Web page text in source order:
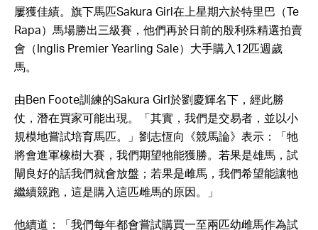
屢獲佳績。旗下馬匹Sakura Girl在上星期六於特里巴（Te
Rapa）馬場勝出三級賽，他們再於日前的殷利殊精選拍賣
會（Inglis Premier Yearling Sale）大手購入12匹週歲
馬。
由Ben Foote訓練的Sakura Girl於劉慶輝名下，經此勝
仗，潛在買家可能出現。「其實，我們是交易者，並以小
規模地嘗試培育馬匹。」劉志恆向《競馬論》表示：「牠
將會進軍橡樹大賽，我們期望牠能獲勝。若果是雄馬，試
閘良好的話我們就會放盤；若果是雌馬，我們希望能讓牠
繼續競跑，這是購入這匹雌馬的原因。」
他續道：「我們每年都會嘗試購買一至兩匹幼雌馬作為試